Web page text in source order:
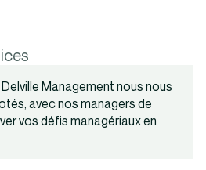
Management nous nous
avec nos managers de
vos défis managériaux en